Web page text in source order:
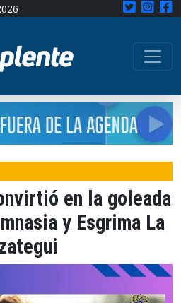
en la goleada
y Esgrima La